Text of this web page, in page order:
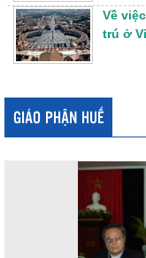
Về
trú ở
GIÁO PHẬN HUẾ